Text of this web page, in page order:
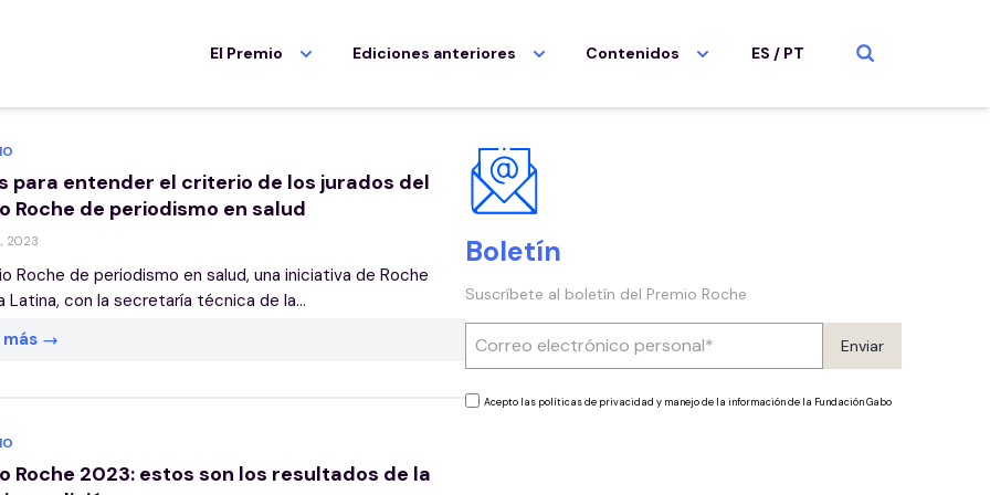
El Premio Ediciones anteriores Contenidos ES / PT
para entender el criterio de los jurados del
Roche de periodismo en salud
2023
Roche de periodismo en salud, una iniciativa de Roche
Latina, con la secretaría técnica de la...
Roche 2023: estos son los resultados de la
Boletín
Suscríbete al boletín del Premio Roche
Enviar
Acepto las políticas de privacidad y manejo de la información de la Fundación Gabo